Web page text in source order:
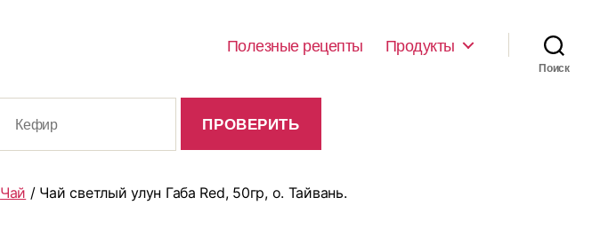
Полезные рецепты Продукты
Поиск
Чай / Чай светлый улун Габа Red, 50гр, о. Тайвань.